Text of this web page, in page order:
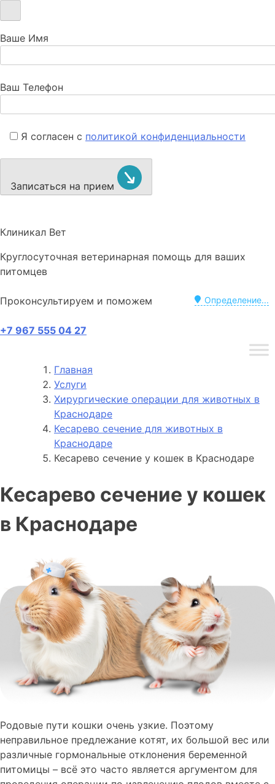
Ваше Имя
Ваш Телефон
Я согласен с политикой конфиденциальности
Записаться на прием
Клиникал Вет
Круглосуточная ветеринарная помощь для ваших
питомцев
Определение...
Проконсультируем и поможем
+7 967 555 04 27
Главная
Услуги
Хирургические операции для животных в
Краснодаре
Кесарево сечение для животных в
Краснодаре
Кесарево сечение у кошек в Краснодаре
Кесарево сечение у кошек
в Краснодаре
Родовые пути кошки очень узкие. Поэтому
неправильное предлежание котят, их большой вес или
различные гормональные отклонения беременной
питомицы – всё это часто является аргументом для